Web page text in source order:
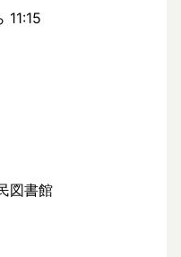
11:15
図書館